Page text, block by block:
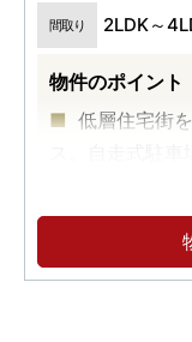
間取り 2LDK～
物件のポイント
低層住宅街
ス。自走式駐